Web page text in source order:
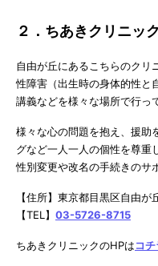
２．ちあきクリニッ
自由が丘にあるこちらのクリ
性障害（出生時の身体的性と
講義などを様々な場所で行っ
様々な心の問題を抱え、援助
グなど一人一人の個性を尊重
性別変更や改名の手続きのサ
【住所】東京都目黒区自由
【TEL】 03-5726-8715
ちあきクリニックのHPはコチ